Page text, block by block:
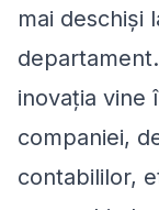
mai deschiși
inovația vine
companiei,
contabililor,